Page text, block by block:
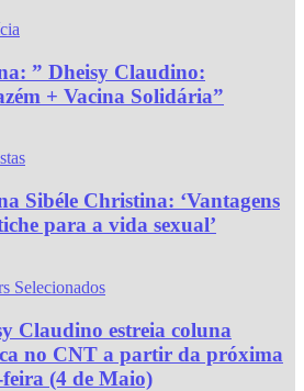
” Dheisy Claudino:
+ Vacina Solidária”
Sibéle Christina: ‘Vantagens
para a vida sexual’
Selecionados
Claudino estreia coluna
no CNT a partir da próxima
(4 de Maio)